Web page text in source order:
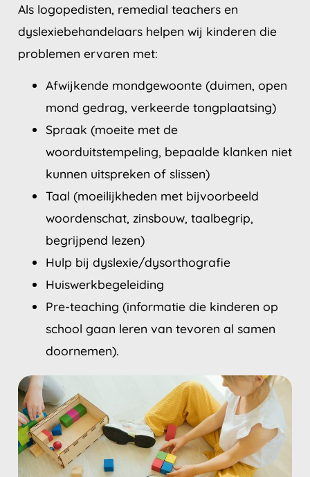
Als logopedisten, remedial teachers en
dyslexiebehandelaars helpen wij kinderen die
problemen ervaren met:
Afwijkende mondgewoonte (duimen, open
mond gedrag, verkeerde tongplaatsing)
Spraak (moeite met de
woorduitstempeling, bepaalde klanken niet
kunnen uitspreken of slissen)
Taal (moeilijkheden met bijvoorbeeld
woordenschat, zinsbouw, taalbegrip,
begrijpend lezen)
Hulp bij dyslexie/dysorthografie
Huiswerkbegeleiding
Pre-teaching (informatie die kinderen op
school gaan leren van tevoren al samen
doornemen).